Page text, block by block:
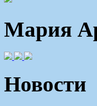
Мария
Новости